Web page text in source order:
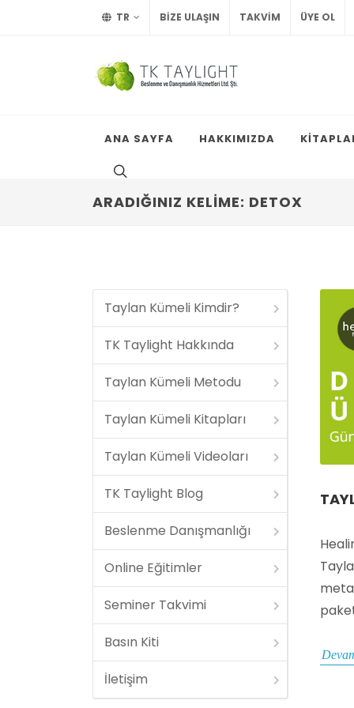
TR BİZE ULAŞIN TAKVİM ÜYE OL
ANA SAYFA HAKKIMIZDA
ARADIĞINIZ KELIME: DETOX
Taylan Kümeli Kimdir?
TK Taylight Hakkında
Taylan Kümeli Metodu
Taylan Kümeli Kitapları
Taylan Kümeli Videoları
TK Taylight Blog
Beslenme Danışmanlığı
Online Eğitimler
Seminer Takvimi
Basın Kiti
İletişim